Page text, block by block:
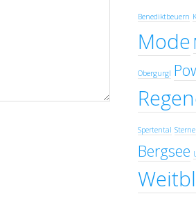
Benediktbeuern
Mode
Obergurgl
Spertental
Bergsee